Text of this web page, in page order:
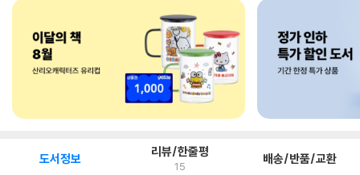
도서정보 리뷰/한줄평
15 배송/반품/교환